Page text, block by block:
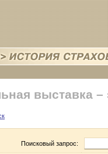
выставка –
Поисковый запрос: